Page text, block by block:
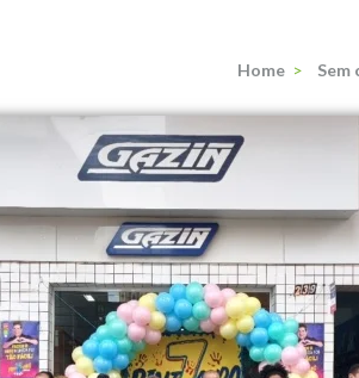
Home > Sem